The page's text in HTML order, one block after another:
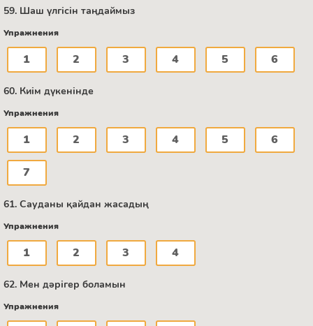
59. Шаш үлгісін таңдаймыз
Упражнения
1 2 3 4 5 6
60. Киім дүкенінде
Упражнения
1 2 3 4 5 6
7
61. Сауданы қайдан жасадың
Упражнения
1 2 3 4
62. Мен дәрігер боламын
Упражнения